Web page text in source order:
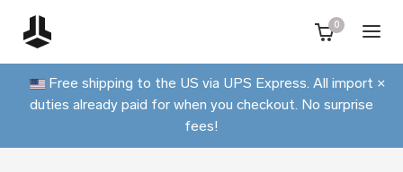
0
Free shipping to the US via UPS Express. All import
duties already paid for when you checkout. No surprise
fees!
×